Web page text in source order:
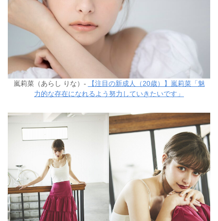
嵐莉菜（あらし りな）-
【注目の新成人（20歳）】嵐莉菜「魅
力的な存在になれるよう努力していきたいです」